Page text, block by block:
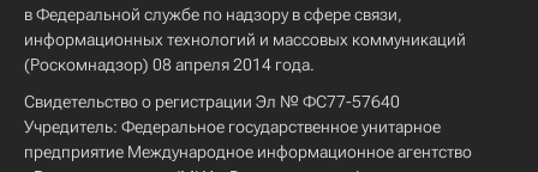
в Федеральной службе по надзору в сфере связи,
информационных технологий и массовых коммуникаций
(Роскомнадзор) 08 апреля 2014 года.
Свидетельство о регистрации Эл № ФС77-57640
Учредитель: Федеральное государственное унитарное
предприятие Международное информационное агентство